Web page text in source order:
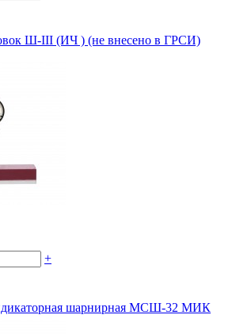
Ш-III (ИЧ ) (не внесено в ГРСИ)
+
шарнирная МСШ-32 МИК